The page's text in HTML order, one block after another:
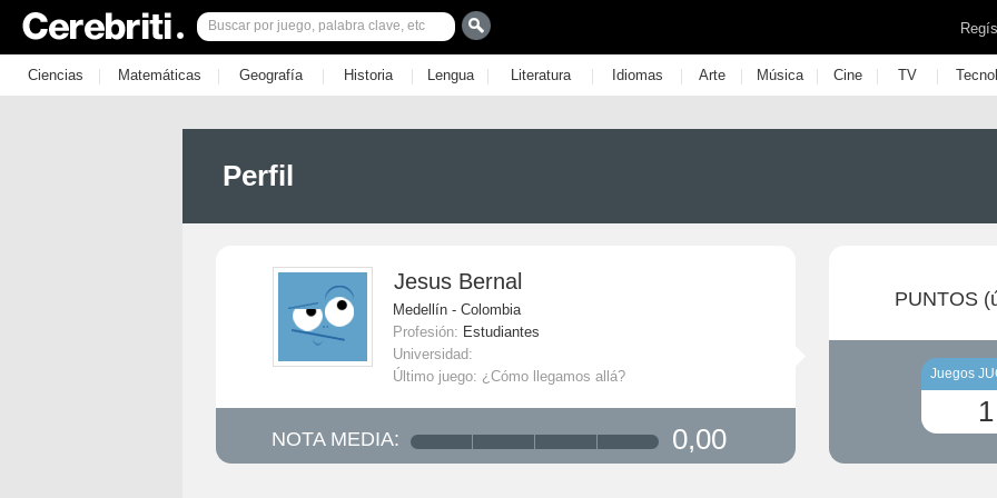
Ciencias | Matemáticas | Geografía | Historia | Lengua | Literatura | Idiomas | Arte | Música | Cine | TV |
Perfil
Jesus Bernal
Medellín - Colombia
Profesión: Estudiantes
Universidad:
Último juego: ¿Cómo llegamos allá?
NOTA MEDIA: 0,00
PUNTOS
Juegos
1